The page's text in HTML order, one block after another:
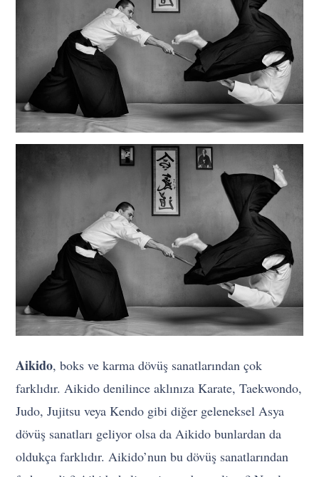
Aikido, boks ve karma dövüş sanatlarından çok
farklıdır. Aikido denilince aklınıza Karate, Taekwondo,
Judo, Jujitsu veya Kendo gibi diğer geleneksel Asya
dövüş sanatları geliyor olsa da Aikido bunlardan da
oldukça farklıdır. Aikido’nun bu dövüş sanatlarından